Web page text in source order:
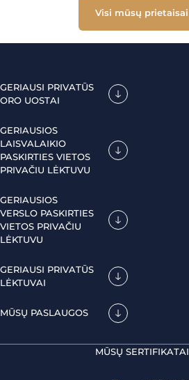
Visi mūsų prietaisai
GERIAUSI PRIVATŪS
ORO UOSTAI
GERIAUSIOS
LAISVALAIKIO
PASKIRTIES VIETOS
PRIVAČIU LĖKTUVU
GERIAUSIOS
VERSLO PASKIRTIES
VIETOS PRIVAČIU
LĖKTUVU
GERIAUSI PRIVATŪS
LĖKTUVAI
MŪSŲ PASLAUGOS
MŪSŲ SERTIFIKATAI